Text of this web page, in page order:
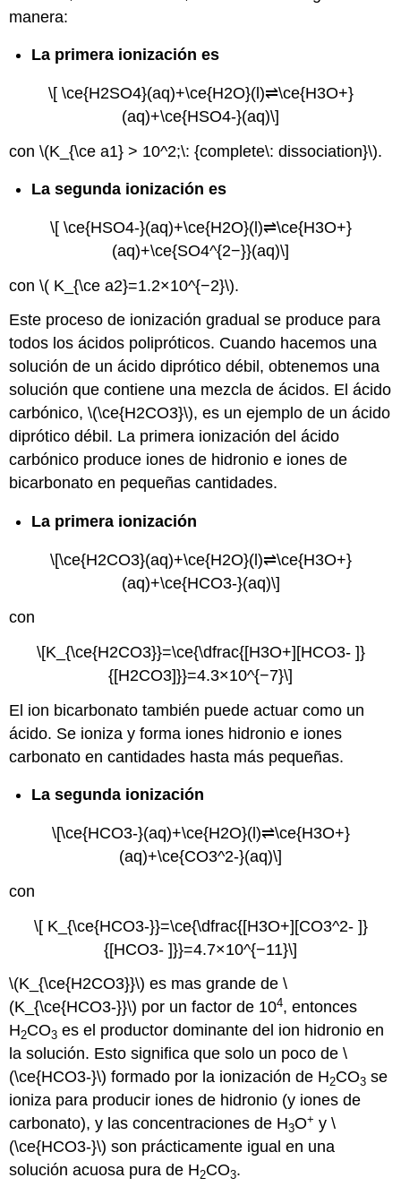
manera:
La primera ionización es
\[ \ce{H2SO4}(aq)+\ce{H2O}(l)⇌\ce{H3O+}
(aq)+\ce{HSO4-}(aq)\]
con \(K_{\ce a1} > 10^2;\: {complete\: dissociation}\).
La segunda ionización es
\[ \ce{HSO4-}(aq)+\ce{H2O}(l)⇌\ce{H3O+}
(aq)+\ce{SO4^{2−}}(aq)\]
con \( K_{\ce a2}=1.2×10^{−2}\).
Este proceso de ionización gradual se produce para
todos los ácidos polipróticos. Cuando hacemos una
solución de un ácido diprótico débil, obtenemos una
solución que contiene una mezcla de ácidos. El ácido
carbónico, \(\ce{H2CO3}\), es un ejemplo de un ácido
diprótico débil. La primera ionización del ácido
carbónico produce iones de hidronio e iones de
bicarbonato en pequeñas cantidades.
La primera ionización
\[\ce{H2CO3}(aq)+\ce{H2O}(l)⇌\ce{H3O+}
(aq)+\ce{HCO3-}(aq)\]
con
\[K_{\ce{H2CO3}}=\ce{\dfrac{[H3O+][HCO3- ]}
{[H2CO3]}}=4.3×10^{−7}\]
El ion bicarbonato también puede actuar como un
ácido. Se ioniza y forma iones hidronio e iones
carbonato en cantidades hasta más pequeñas.
La segunda ionización
\[\ce{HCO3-}(aq)+\ce{H2O}(l)⇌\ce{H3O+}
(aq)+\ce{CO3^2-}(aq)\]
con
\[ K_{\ce{HCO3-}}=\ce{\dfrac{[H3O+][CO3^2- ]}
{[HCO3- ]}}=4.7×10^{−11}\]
\(K_{\ce{H2CO3}}\) es mas grande de \
(K_{\ce{HCO3-}}\) por un factor de 104, entonces
H2CO3 es el productor dominante del ion hidronio en
la solución. Esto significa que solo un poco de \
(\ce{HCO3-}\) formado por la ionización de H2CO3 se
ioniza para producir iones de hidronio (y iones de
carbonato), y las concentraciones de H3O+ y \
(\ce{HCO3-}\) son prácticamente igual en una
solución acuosa pura de H2CO3.